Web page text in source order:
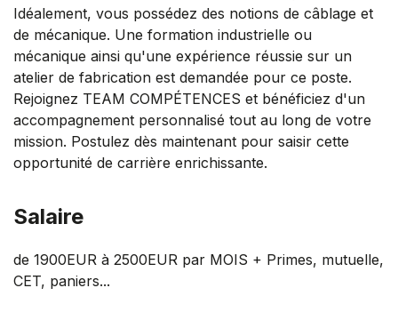
Idéalement, vous possédez des notions de câblage et
de mécanique. Une formation industrielle ou
mécanique ainsi qu'une expérience réussie sur un
atelier de fabrication est demandée pour ce poste.
Rejoignez TEAM COMPÉTENCES et bénéficiez d'un
accompagnement personnalisé tout au long de votre
mission. Postulez dès maintenant pour saisir cette
opportunité de carrière enrichissante.
Salaire
de 1900EUR à 2500EUR par MOIS + Primes, mutuelle,
CET, paniers...